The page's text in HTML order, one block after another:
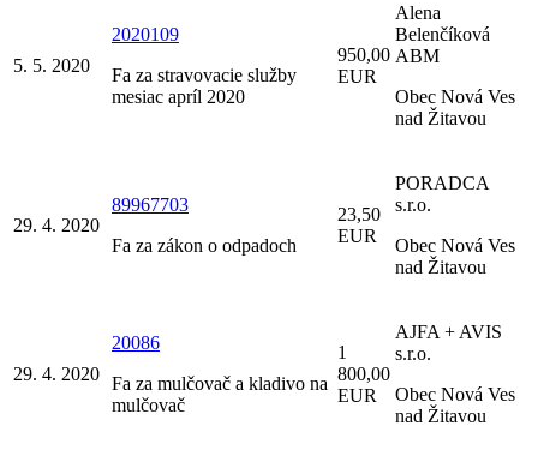
5. 5. 2020
2020109
Fa za stravovacie služby
mesiac apríl 2020
950,00
EUR
Alena
Belenčíková
ABM
Obec Nová Ves
nad Žitavou
29. 4. 2020
89967703
Fa za zákon o odpadoch
23,50
EUR
PORADCA
s.r.o.
Obec Nová Ves
nad Žitavou
29. 4. 2020
20086
Fa za mulčovač a kladivo na
mulčovač
1
800,00
EUR
AJFA + AVIS
s.r.o.
Obec Nová Ves
nad Žitavou